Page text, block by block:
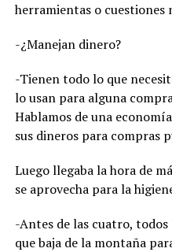
herramientas o cuestiones
-¿Manejan dinero?
-Tienen todo lo que
lo usan para alguna
Hablamos de una
sus dineros para compras
Luego llegaba la hora de
se aprovecha para la
-Antes de las cuatro,
que baja de la montaña